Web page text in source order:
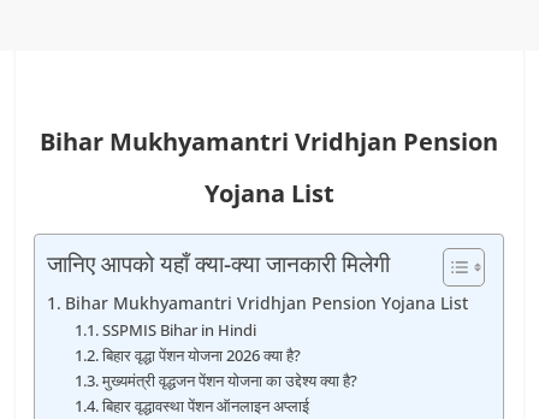
Bihar Mukhyamantri Vridhjan Pension
Yojana List
जानिए आपको यहाँ क्या-क्या जानकारी मिलेगी
Bihar Mukhyamantri Vridhjan Pension Yojana List
SSPMIS Bihar in Hindi
बिहार वृद्धा पेंशन योजना 2026 क्या है?
मुख्यमंत्री वृद्धजन पेंशन योजना का उद्देश्य क्या है?
बिहार वृद्धावस्था पेंशन ऑनलाइन अप्लाई